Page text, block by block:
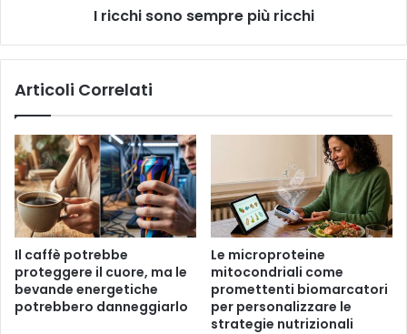
a
a
s
a
l
u
t
e
,
i
m
e
p
i
ù
r
c
c
h
I ricchi sono sempre più ricchi
Articoli Correlati
Il caffè potrebbe
proteggere il cuore, ma le
bevande energetiche
potrebbero danneggiarlo
Le microproteine ​​
mitocondriali come
promettenti biomarcatori
per personalizzare le
strategie nutrizionali